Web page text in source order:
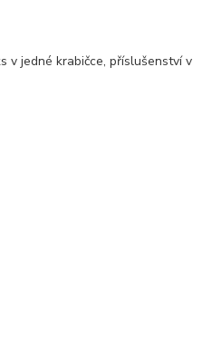
v jedné krabičce, příslušenství v